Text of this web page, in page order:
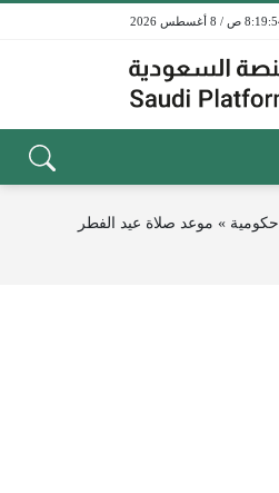
ص / 8 أغسطس 2026
» موعد صلاة عيد الفطر